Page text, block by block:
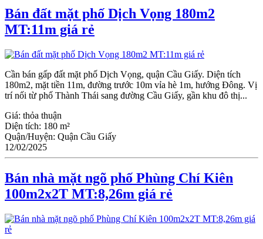
Bán đất mặt phố Dịch Vọng 180m2
MT:11m giá rẻ
Cần bán gấp đất mặt phố Dịch Vọng, quận Cầu Giấy. Diện tích
180m2, mặt tiền 11m, đường trước 10m vỉa hè 1m, hướng Đông. Vị
trí nối từ phố Thành Thái sang đường Cầu Giấy, gần khu đô thị...
Giá: thỏa thuận
Diện tích: 180 m²
Quận/Huyện: Quận Cầu Giấy
12/02/2025
Bán nhà mặt ngõ phố Phùng Chí Kiên
100m2x2T MT:8,26m giá rẻ